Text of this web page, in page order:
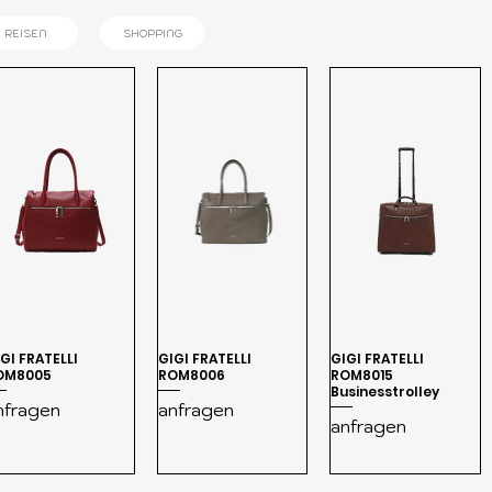
REISEN SHOPPING
FRATELLI
GIGI FRATELLI
ROM8006
anfragen
GIGI FRATELLI
ROM8015
Businesstrolley
anfragen